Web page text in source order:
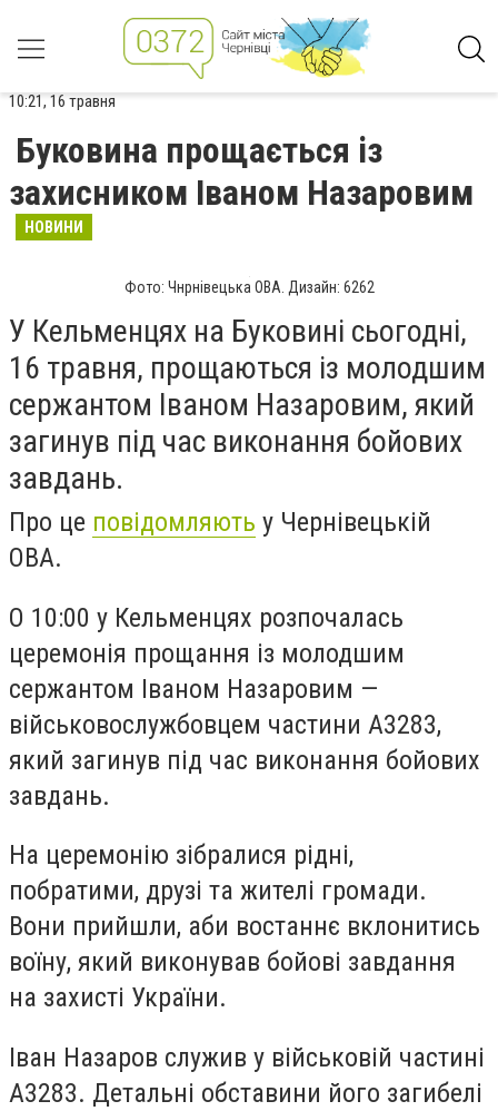
10:21, 16 травня
Буковина прощається із
захисником Іваном Назаровим
НОВИНИ
Фото: Чнрнівецька ОВА. Дизайн: 6262
У Кельменцях на Буковині сьогодні,
16 травня, прощаються із молодшим
сержантом Іваном Назаровим, який
загинув під час виконання бойових
завдань.
Про це повідомляють у Чернівецькій
ОВА.
О 10:00 у Кельменцях розпочалась
церемонія прощання із молодшим
сержантом Іваном Назаровим —
військовослужбовцем частини А3283,
який загинув під час виконання бойових
завдань.
На церемонію зібралися рідні,
побратими, друзі та жителі громади.
Вони прийшли, аби востаннє вклонитись
воїну, який виконував бойові завдання
на захисті України.
Іван Назаров служив у військовій частині
А3283. Детальні обставини його загибелі